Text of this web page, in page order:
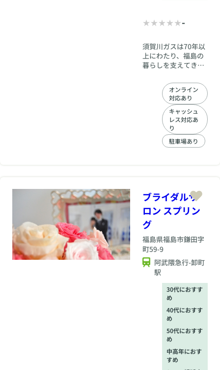
まJapanで婚活をし
ご成婚を2人3脚で目
指しましょう。
-
須賀川ガスは70年以
上にわたり、福島の
暮らしを支えてきた
その信頼とネットワ
ークを活かし、地域
に根ざした婚活支援
を提供します。全国
型の相談所とは異な
り、地元ならではの
きめ細やかなサポー
トを実現。価値観や
す。
オンライン
対応あり
キャッシュ
レス対応あ
り
駐車場あり
ブライダルサ
ロン スプリン
グ
福島県福島市鎌田字
町59-9
阿武隈急行-卸町
駅
30代におすす
め
40代におすす
め
50代におすす
め
中高年におす
すめ